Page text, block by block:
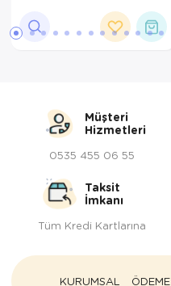
Müşteri
Hizmetleri
0535 455 06 55
Taksit
İmkanı
Tüm Kredi Kartlarına
KURUMSAL ÖDEME